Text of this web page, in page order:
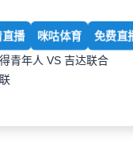
直播 咪咕体育 免费直
青年人 VS 吉达联合